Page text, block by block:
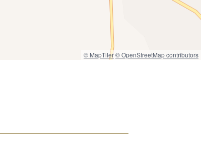
© MapTiler© OpenStreetMap contributors